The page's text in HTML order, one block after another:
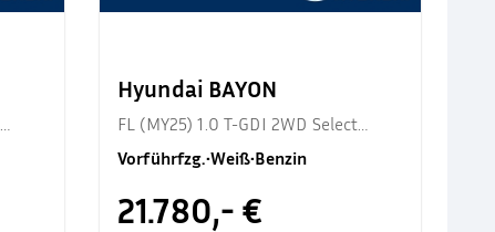
Hyundai BAYON
FL (MY25) 1.0 T-GDI 2WD Select
Rückfahrkamer
Vorführfzg.•Weiß•Benzin
21.780,- €